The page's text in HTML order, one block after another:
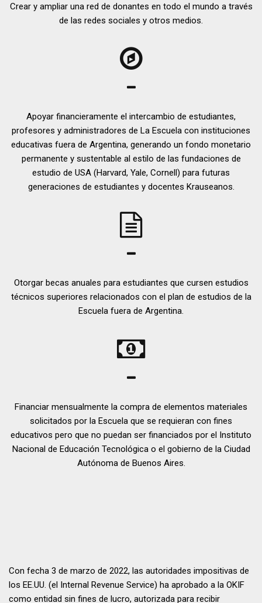
Crear y ampliar una red de donantes en todo el mundo a través
de las redes sociales y otros medios.
Apoyar financieramente el intercambio de estudiantes,
profesores y administradores de La Escuela con instituciones
educativas fuera de Argentina, generando un fondo monetario
permanente y sustentable al estilo de las fundaciones de
estudio de USA (Harvard, Yale, Cornell) para futuras
generaciones de estudiantes y docentes Krauseanos.
Otorgar becas anuales para estudiantes que cursen estudios
técnicos superiores relacionados con el plan de estudios de la
Escuela fuera de Argentina.
Financiar mensualmente la compra de elementos materiales
solicitados por la Escuela que se requieran con fines
educativos pero que no puedan ser financiados por el Instituto
Nacional de Educación Tecnológica o el gobierno de la Ciudad
Autónoma de Buenos Aires.
Con fecha 3 de marzo de 2022, las autoridades impositivas de
los EE.UU. (el Internal Revenue Service) ha aprobado a la OKIF
como entidad sin fines de lucro, autorizada para recibir